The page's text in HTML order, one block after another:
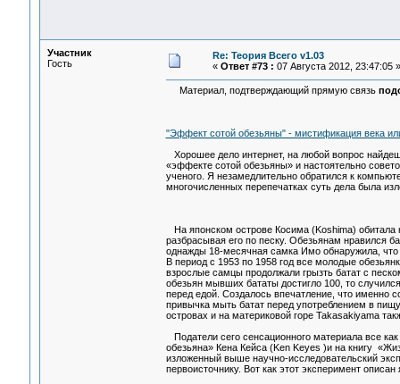
Участник
Гость
Re: Теория Всего v1.03
« Ответ #73 : 07 Августа 2012, 23:47:05 »
Материал, подтверждающий прямую связь
"Эффект сотой обезьяны" - мистификация века
Хорошее дело интернет, на любой вопрос
«эффекте сотой обезьяны» и настоятельно
ученого. Я незамедлительно обратился к
многочисленных перепечатках суть дела была
На японском острове Косима (Koshima) обитала
разбрасывая его по песку. Обезьянам нравился
однажды 18-месячная самка Имо обнаружила,
В период с 1953 по 1958 год все молодые
взрослые самцы продолжали грызть батат с
обезьян мывших бататы достигло 100, то
перед едой. Создалось впечатление, что именно
привычка мыть батат перед употреблением в
островах и на материковой горе Takasakiyama
Податели сего сенсационного материала все
обезьяна» Кена Кейса (Ken Keyes )и на книгу
изложенный выше научно-исследовательский
первоисточнику. Вот как этот эксперимент